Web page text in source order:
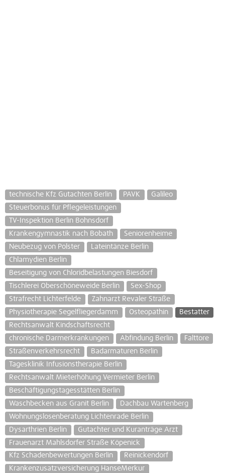
technische Kfz Gutachten Berlin PAVK
Galileo
Steuerbonus für Pflegeleistungen
TV-Inspektion Berlin Bohnsdorf
Krankengymnastik nach Bobath
Seniorenheime
Neubezug von Polster
Lateintänze Berlin
Chlamydien Berlin
Beseitigung von Chloridbelastungen Biesdorf
Tischlerei Oberschöneweide Berlin
Sex-Shop
Strafrecht Lichterfelde
Zahnarzt Revaler Straße
Physiotherapie Segelfliegerdamm
Osteopathin
Bestatter
Rechtsanwalt Kindschaftsrecht
chronische Darmerkrankungen
Abfindung Berlin
Falttore
Straßenverkehrsrecht
Badarmaturen Berlin
Tagesklinik Infusionstherapie Berlin
Rechtsanwalt Mieterhöhung Vermieter Berlin
Beschäftigungstagesstätten Berlin
Waschbecken aus Granit Berlin
Dachbau Wartenberg
Wohnungslosenberatung Lichtenrade Berlin
Dysarthrien Berlin
Gutachter und Kuranträge Arzt
Frauenarzt Mahlsdorfer Straße Köpenick
Kfz Schadenbewertungen Berlin
Reinickendorf
Krankenzusatzversicherung HanseMerkur